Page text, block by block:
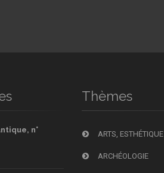
n°
Thèmes
ARTS, ESTHÉTIQUE
ARCHÉOLOGIE